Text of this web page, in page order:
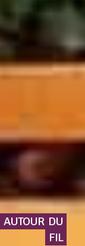
AUTOUR DU
FIL